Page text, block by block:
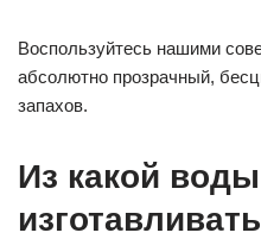
Воспользуйтесь нашими
абсолютно прозрачный,
запахов.
Из какой